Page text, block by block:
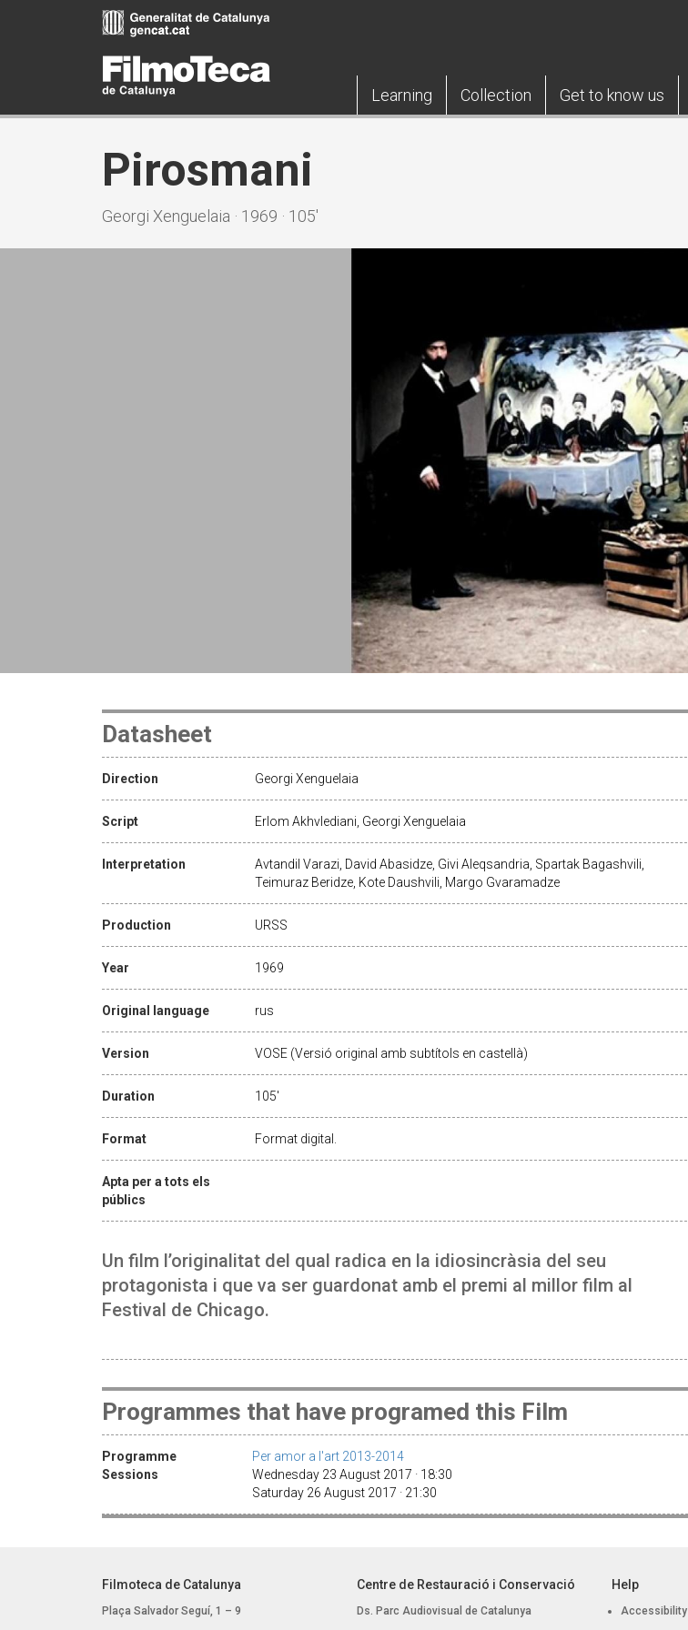
Learning Collection Get to know us
Pirosmani
Georgi Xenguelaia · 1969 · 105'
Datasheet
Direction Georgi Xenguelaia
Script Erlom Akhvlediani, Georgi Xenguelaia
Interpretation
Avtandil Varazi, David Abasidze, Givi Aleqsandria, Spartak Bagashvili,
Teimuraz Beridze, Kote Daushvili, Margo Gvaramadze
Production URSS
Year 1969
Original language rus
Version VOSE (Versió original amb subtítols en castellà)
Duration 105'
Format Format digital.
Apta per a tots els
públics
Un film l’originalitat del qual radica en la idiosincràsia del seu
protagonista i que va ser guardonat amb el premi al millor film al
Festival de Chicago.
Programmes that have programed this Film
Programme
Per amor a l'art 2013-2014
Sessions
Wednesday 23 August 2017 · 18:30
Saturday 26 August 2017 · 21:30
Filmoteca de Catalunya
Plaça Salvador Seguí, 1 – 9
Centre de Restauració i Conservació
Ds. Parc Audiovisual de Catalunya
Help
Accessibility